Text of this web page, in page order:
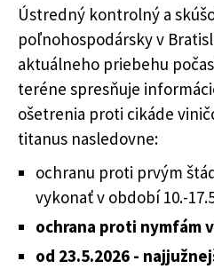
Ústredný kontrolný a
poľnohospodársky v
aktuálneho priebehu
teréne spresňuje
ošetrenia proti cikáde
titanus nasledovne:
ochranu proti prvým
vykonať v období 10.-
ochrana proti nymfám
od 23.5.2026 -